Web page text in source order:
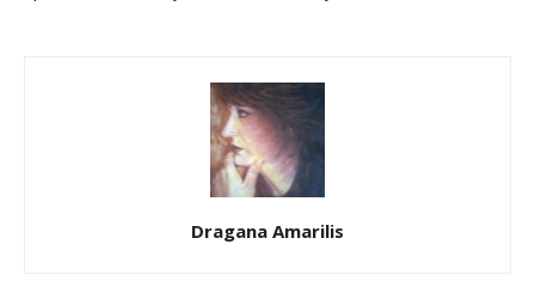
Dragana Amarilis